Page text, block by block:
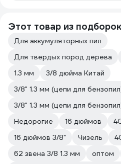
Этот товар из подборок
Для аккумуляторных пил
Для твердых пород дерева
1.3 мм
3/8 дюйма Китай
3/8" 1.3 мм (цепи для
3/8" 1.3 мм (цепи для
Недорогие
16 дюймов
16 дюймов 3/8"
Чизель
62 звена 3/8 1.3 мм
оптом